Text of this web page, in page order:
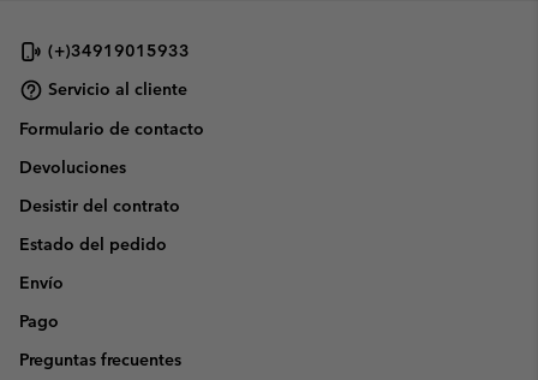
(+)34919015933
Servicio al cliente
Formulario de contacto
Devoluciones
Desistir del contrato
Estado del pedido
Envío
Pago
Preguntas frecuentes